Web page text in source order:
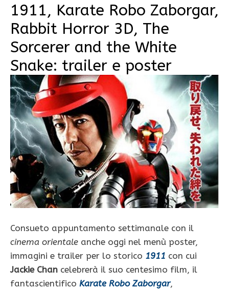
1911, Karate Robo Zaborgar,
Rabbit Horror 3D, The
Sorcerer and the White
Snake: trailer e poster
Consueto appuntamento settimanale con il
cinema orientale anche oggi nel menù poster,
immagini e trailer per lo storico 1911 con cui
Jackie Chan celebrerà il suo centesimo film, il
fantascientifico Karate Robo Zaborgar,